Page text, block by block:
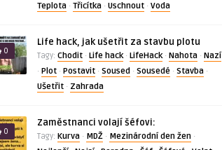
Teplota · Třicítka · Uschnout · Voda
0
Life hack, jak ušetřit za stavbu plotu
Tagy: Chodit · Life hack· LifeHack· Nahota · Nazí
· Plot · Postavit · Soused · Sousedé · Stavba ·
Ušetřit · Zahrada
0
Zaměstnanci volají šéfovi:
Tagy: Kurva · MDŽ · Mezinárodní den žen ·